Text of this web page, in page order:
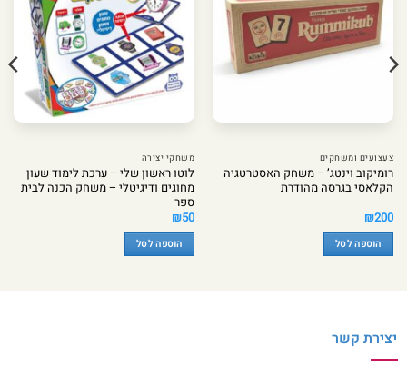
צעצועים ומשחקים
רומיקוב וינטג’ – משחק האסטרטגיה
הקלאסי בגרסה מהודרת
₪200
הוספה לסל
משחקי יצירה
לוטו ראשון שלי – ערכת לימוד שעון
מחוגים ודיגיטלי – משחק הכנה לבית
ספר
₪50
הוספה לסל
יצירת קשר